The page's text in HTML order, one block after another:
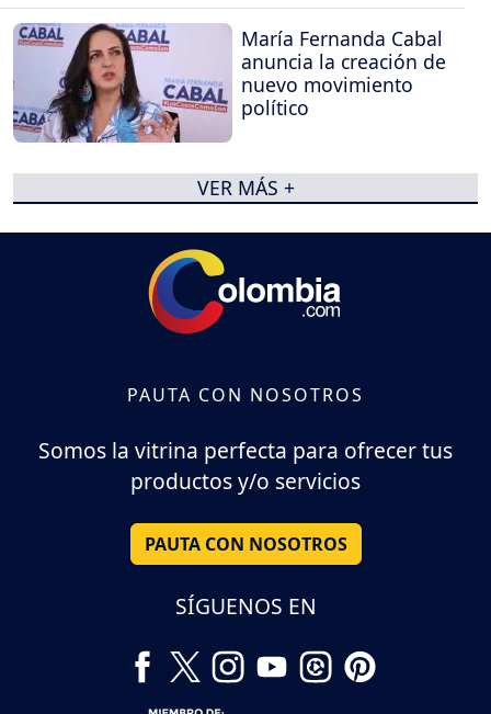
María Fernanda Cabal
anuncia la creación de
nuevo movimiento
político
VER MÁS +
PAUTA CON NOSOTROS
Somos la vitrina perfecta para ofrecer tus
productos y/o servicios
PAUTA CON NOSOTROS
SÍGUENOS EN